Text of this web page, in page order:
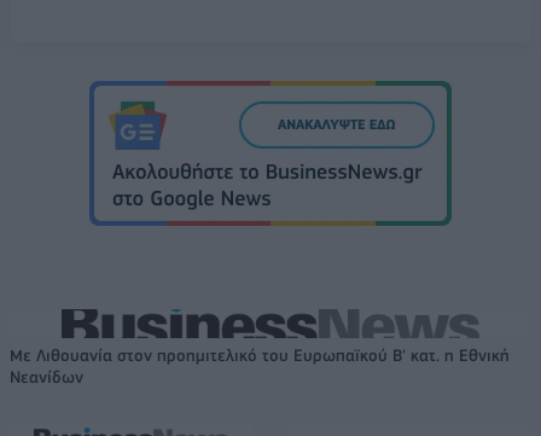
Με Λιθουανία στον προημιτελικό του Ευρωπαϊκού Β' κατ. η Εθνική
Νεανίδων